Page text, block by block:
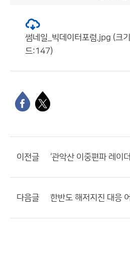
썸네일_빅데이터포럼.jpg (크
드:147)
이전글
다음글 한반도 해저지진 대응